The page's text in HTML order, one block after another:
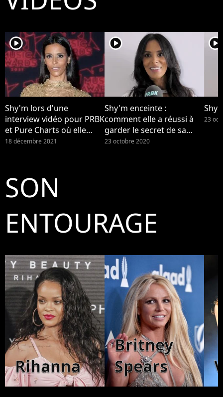
player2
Shy'm lors d'une
interview vidéo pour PRBK
et Pure Charts où elle
nous parlait de sa
maintenant confiée à LCI
sur son bébé et sur la
compliqué et fatiguant".
18 décembre 2021
player2
Shy'm enceinte :
comment elle a réussi à
garder le secret de sa
grossesse (Interview)
23 octobre 2020
player2
23
SON
ENTOURAGE
Rihanna
Britney
Spears